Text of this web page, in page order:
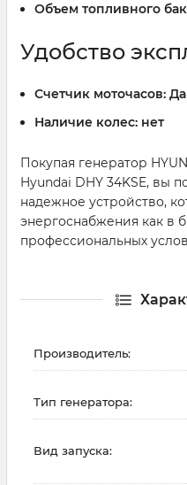
Объем топливного
Удобство
Счетчик моточасов: Да
Наличие колес: нет
Покупая генератор
Hyundai DHY 34KSE, вы
надежное устройство,
энергоснабжения как в
профессиональных
Производитель:
Тип генератора:
Вид запуска: